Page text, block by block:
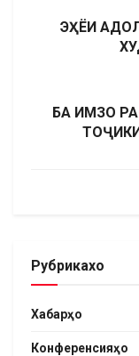
ЭҲЁИ
БА ИМЗО
Рубрикахо
Хабарҳо
Конференсияҳо